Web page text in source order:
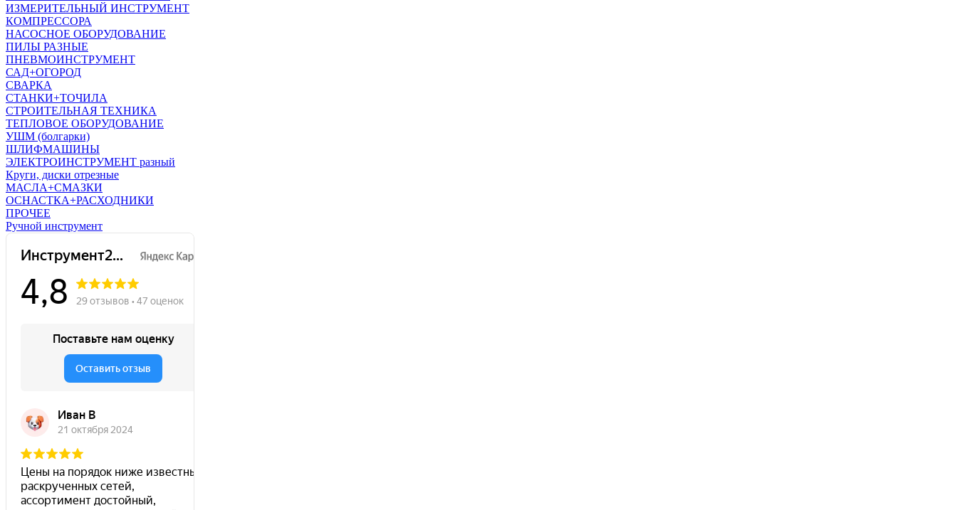
ИЗМЕРИТЕЛЬНЫЙ ИНСТРУМЕНТ
КОМПРЕССОРА
НАСОСНОЕ ОБОРУДОВАНИЕ
ПИЛЫ РАЗНЫЕ
ПНЕВМОИНСТРУМЕНТ
САД+ОГОРОД
СВАРКА
СТАНКИ+ТОЧИЛА
СТРОИТЕЛЬНАЯ ТЕХНИКА
ТЕПЛОВОЕ ОБОРУДОВАНИЕ
УШМ (болгарки)
ШЛИФМАШИНЫ
ЭЛЕКТРОИНСТРУМЕНТ разный
Круги, диски отрезные
МАСЛА+СМАЗКИ
ОСНАСТКА+РАСХОДНИКИ
ПРОЧЕЕ
Ручной инструмент